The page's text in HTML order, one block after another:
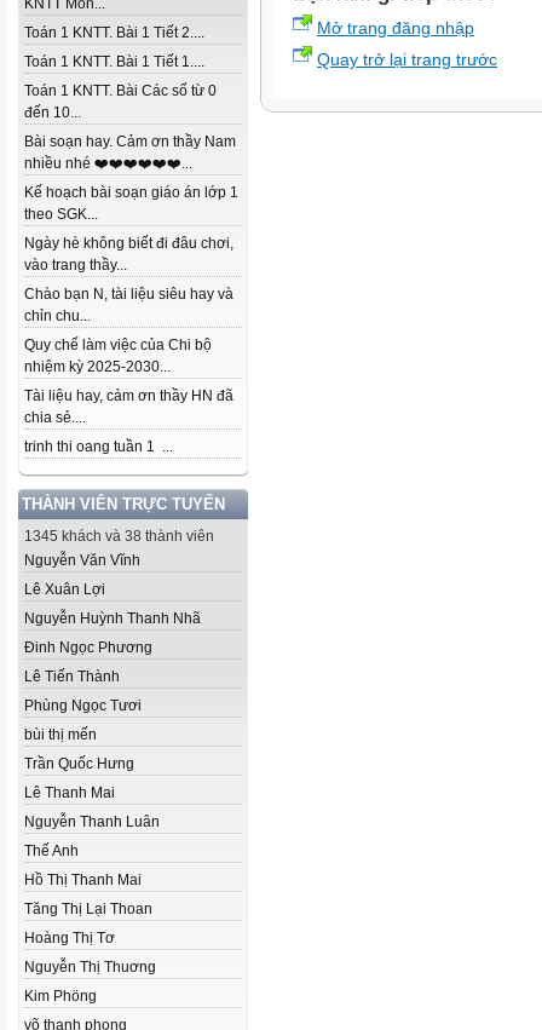
KNTT Môn...
Toán 1 KNTT. Bài 1 Tiết 2....
Toán 1 KNTT. Bài 1 Tiết 1....
Toán 1 KNTT. Bài Các số từ 0
đến 10...
Bài soạn hay. Cảm ơn thầy Nam
nhiều nhé ❤️❤️❤️❤️❤️❤️...
Kế hoạch bài soạn giáo án lớp 1
theo SGK...
Ngày hè không biết đi đâu chơi,
vào trang thầy...
Chào bạn N, tài liệu siêu hay và
chỉn chu...
Quy chế làm việc của Chi bộ
nhiệm kỳ 2025-2030...
Tài liệu hay, cảm ơn thầy HN đã
chia sẻ....
trinh thi oang tuần 1 ...
THÀNH VIÊN TRỰC TUYẾN
1345 khách và 38 thành viên
Nguyễn Văn Vĩnh
Lê Xuân Lợi
Nguyễn Huỳnh Thanh Nhã
Đinh Ngọc Phương
Lê Tiến Thành
Phùng Ngọc Tươi
bùi thị mến
Trần Quốc Hưng
Lê Thanh Mai
Nguyễn Thanh Luân
Thế Anh
Hồ Thị Thanh Mai
Tăng Thị Lại Thoan
Hoàng Thị Tơ
Nguyễn Thị Thuơng
Kim Phöng
võ thanh phong
Mở trang đăng nhập
Quay trở lại trang trước